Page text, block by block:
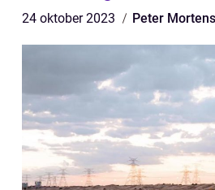
24 oktober 2023 Peter